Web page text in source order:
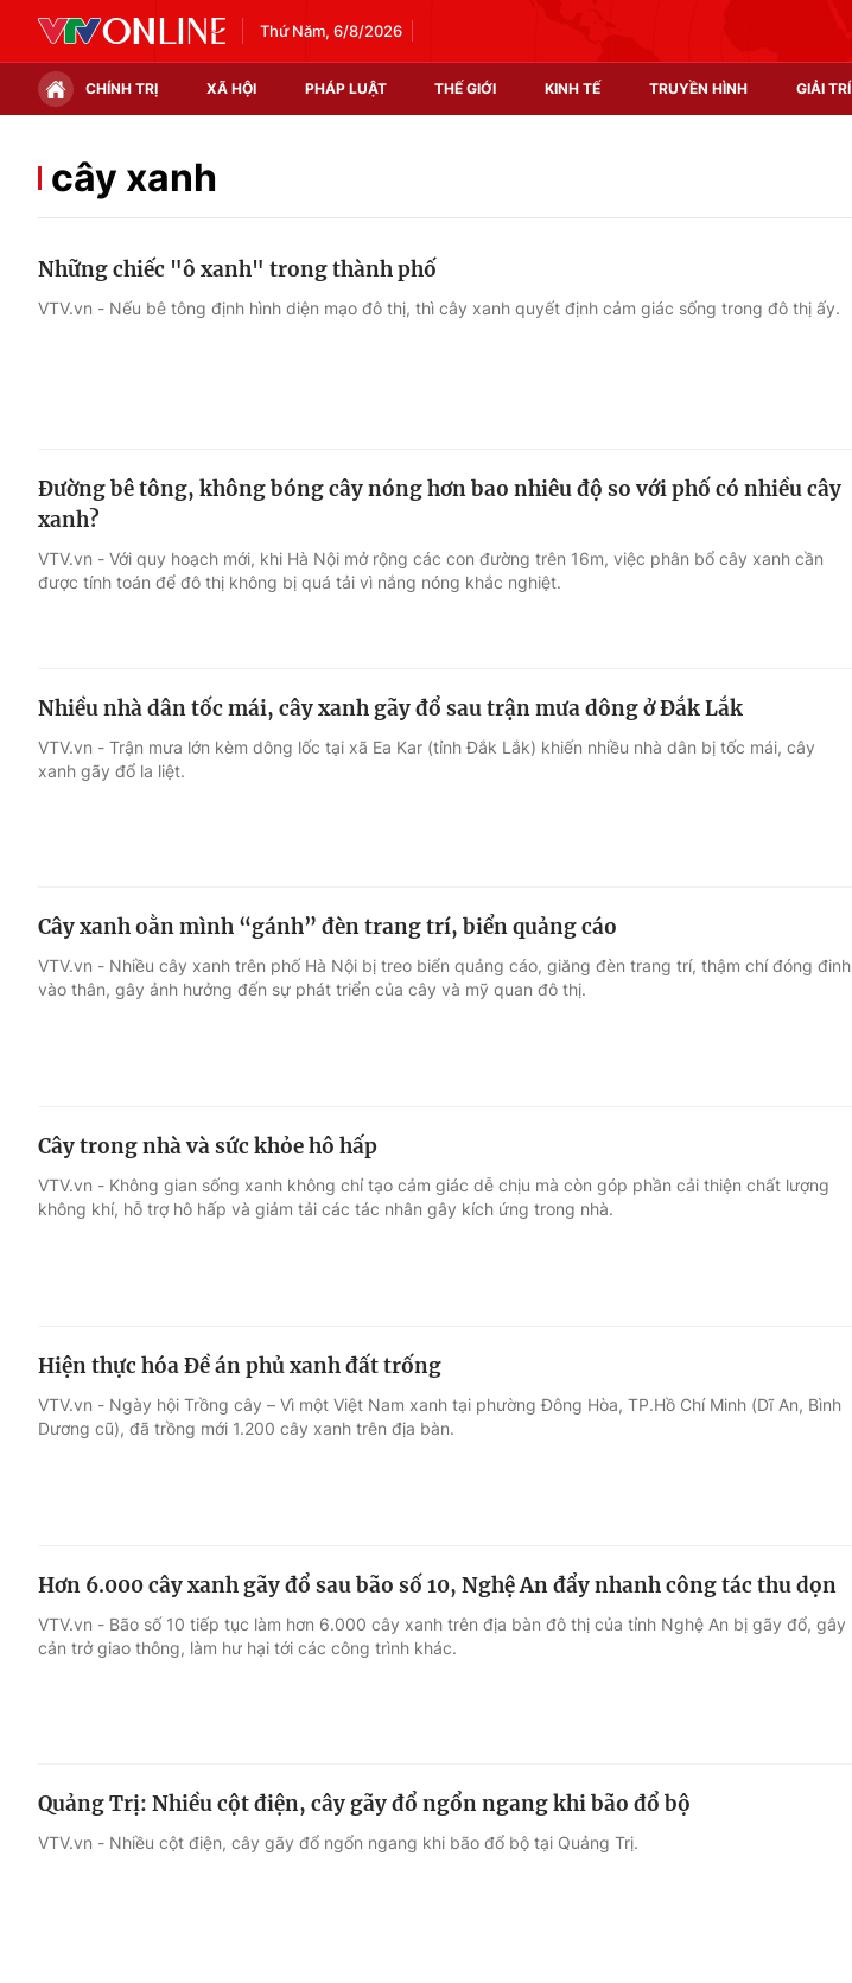
Thứ Năm, 6/8/2026
CHÍNH TRỊ XÃ HỘI PHÁP LUẬT THẾ GIỚI KINH TẾ TRUYỀN HÌNH GIẢI TRÍ
Chính trị
Giải sao mai
Điện ảnh
Âm nhạc
Sao
Du lịch
Làm đẹp
Tuyển sinh
Học trực tuyến
cây xanh
Những chiếc "ô xanh" trong thành phố
VTV.vn - Nếu bê tông định hình diện mạo đô thị, thì cây xanh quyết định cảm giác sống trong đô thị ấy.
Đường bê tông, không bóng cây nóng hơn bao nhiêu độ so với phố có nhiều cây
xanh?
VTV.vn - Với quy hoạch mới, khi Hà Nội mở rộng các con đường trên 16m, việc phân bổ cây xanh cần
được tính toán để đô thị không bị quá tải vì nắng nóng khắc nghiệt.
Nhiều nhà dân tốc mái, cây xanh gãy đổ sau trận mưa dông ở Đắk Lắk
VTV.vn - Trận mưa lớn kèm dông lốc tại xã Ea Kar (tỉnh Đắk Lắk) khiến nhiều nhà dân bị tốc mái, cây
xanh gãy đổ la liệt.
Cây xanh oằn mình “gánh” đèn trang trí, biển quảng cáo
VTV.vn - Nhiều cây xanh trên phố Hà Nội bị treo biển quảng cáo, giăng đèn trang trí, thậm chí đóng đinh
vào thân, gây ảnh hưởng đến sự phát triển của cây và mỹ quan đô thị.
Cây trong nhà và sức khỏe hô hấp
VTV.vn - Không gian sống xanh không chỉ tạo cảm giác dễ chịu mà còn góp phần cải thiện chất lượng
không khí, hỗ trợ hô hấp và giảm tải các tác nhân gây kích ứng trong nhà.
Hiện thực hóa Đề án phủ xanh đất trống
VTV.vn - Ngày hội Trồng cây – Vì một Việt Nam xanh tại phường Đông Hòa, TP.Hồ Chí Minh (Dĩ An, Bình
Dương cũ), đã trồng mới 1.200 cây xanh trên địa bàn.
Hơn 6.000 cây xanh gãy đổ sau bão số 10, Nghệ An đẩy nhanh công tác thu dọn
VTV.vn - Bão số 10 tiếp tục làm hơn 6.000 cây xanh trên địa bàn đô thị của tỉnh Nghệ An bị gãy đổ, gây
cản trở giao thông, làm hư hại tới các công trình khác.
Quảng Trị: Nhiều cột điện, cây gãy đổ ngổn ngang khi bão đổ bộ
VTV.vn - Nhiều cột điện, cây gãy đổ ngổn ngang khi bão đổ bộ tại Quảng Trị.